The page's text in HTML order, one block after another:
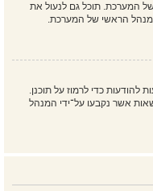
המערכת. תוכל גם לנעול את
הראשי של המערכת.
להודעות כדי לרמוז על תוכנן.
אשר נקבעו על־ידי המנהל